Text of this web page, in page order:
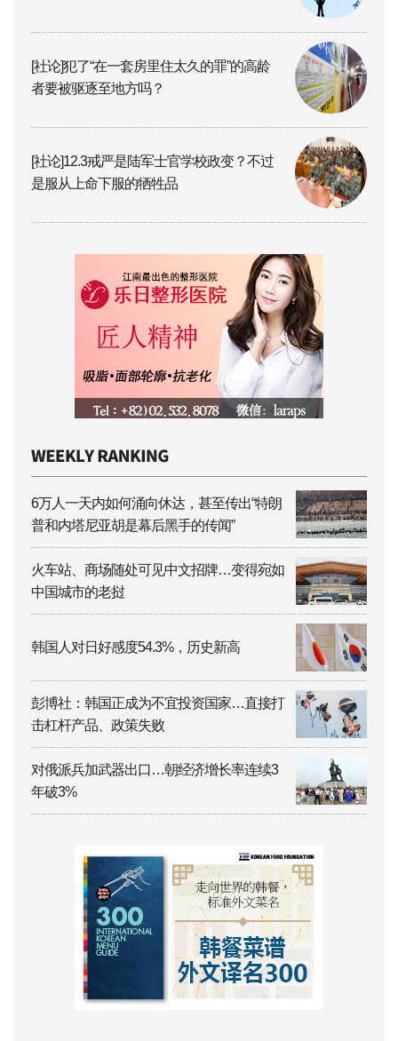
[社论]犯了“在一套房里住太久的罪”的高龄
者要被驱逐至地方吗？
[社论]12.3戒严是陆军士官学校政变？不过
是服从上命下服的牺牲品
6万人一天内如何涌向休达，甚至传出“特朗
普和内塔尼亚胡是幕后黑手的传闻”
火车站、商场随处可见中文招牌…变得宛如
中国城市的老挝
韩国人对日好感度54.3%，历史新高
彭博社：韩国正成为不宜投资国家…直接打
击杠杆产品、政策失败
对俄派兵加武器出口…朝经济增长率连续3
年破3%